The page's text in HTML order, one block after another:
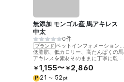
無添加 モンゴル産 馬アキレス
中太
0件
ブランド
低脂肪、低カロリー、高たんぱくの馬
アキレスを素材そのままに丁寧に乾燥
させました。噛むことで歯の健康をサ
ポート。
￥ 1,155〜 ￥ 2,860
P 21 〜 52 pt